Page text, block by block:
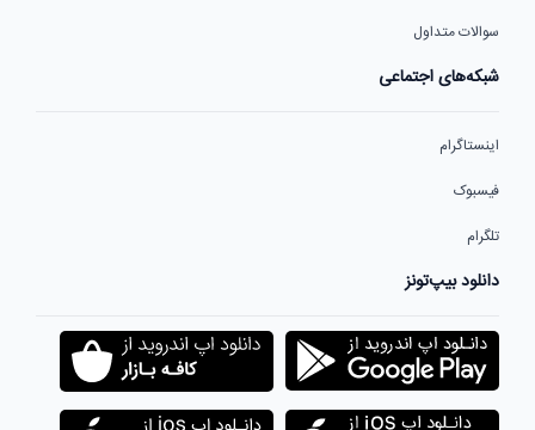
سوالات متداول
شبکه‌های اجتماعی
اینستاگرام
فیسبوک
تلگرام
دانلود بیپ‌تونز